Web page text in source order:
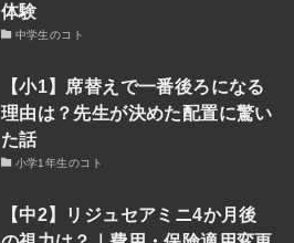
体験
中学生のコト
【小1】席替えで一番後ろになる
理由は？先生が決めた配置に驚い
た話
小学1年生のコト
【中2】リジュセアミニ4か月後